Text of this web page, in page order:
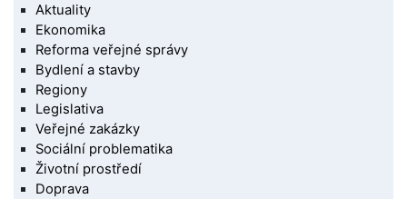
Aktuality
Ekonomika
Reforma veřejné správy
Bydlení a stavby
Regiony
Legislativa
Veřejné zakázky
Sociální problematika
Životní prostředí
Doprava